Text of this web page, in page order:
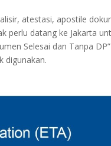
atestasi, apostile
datang ke Jakarta
Selesai dan Tanpa
digunakan.